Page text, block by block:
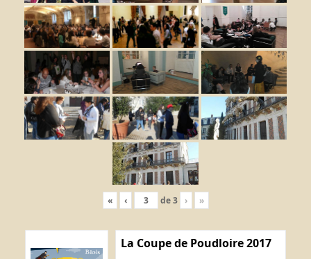
« ‹ de3 › »
La Coupe de Poudloire 2017